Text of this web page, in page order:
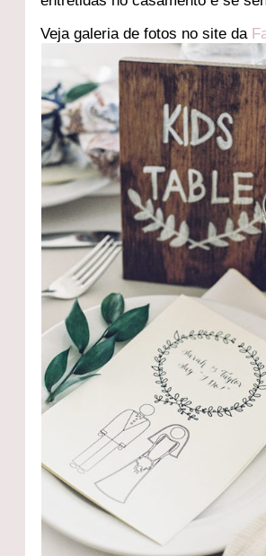
Veja galeria de fotos no site da